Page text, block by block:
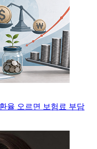
율 오르면 보험료 부담